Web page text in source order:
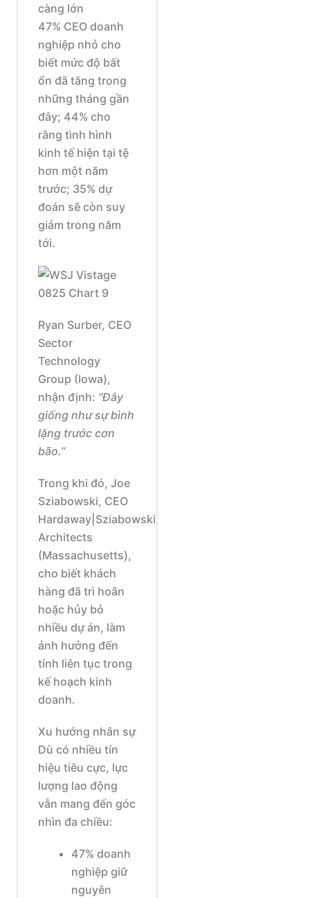
càng lớn
47% CEO doanh
nghiệp nhỏ cho
biết mức độ bất
ổn đã tăng trong
những tháng gần
đây; 44% cho
rằng tình hình
kinh tế hiện tại tệ
hơn một năm
trước; 35% dự
đoán sẽ còn suy
giảm trong năm
tới.
Ryan Surber, CEO
Sector
Technology
Group (Iowa),
nhận định: “Đây
giống như sự bình
lặng trước cơn
bão.”
Trong khi đó, Joe
Sziabowski, CEO
Hardaway|Sziabowski
Architects
(Massachusetts),
cho biết khách
hàng đã trì hoãn
hoặc hủy bỏ
nhiều dự án, làm
ảnh hưởng đến
tính liên tục trong
kế hoạch kinh
doanh.
Xu hướng nhân sự
Dù có nhiều tín
hiệu tiêu cực, lực
lượng lao động
vẫn mang đến góc
nhìn đa chiều:
47% doanh
nghiệp giữ
nguyên